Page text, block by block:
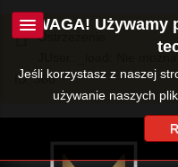
Ostrzeżenie
JUser::_load: Nie
ID: 360.
UWAGA!
Jeśli korzystasz z naszej
używanie naszych